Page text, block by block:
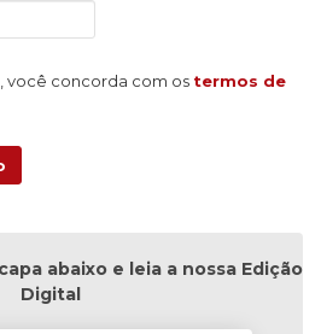
você concorda com os termos de
abaixo e leia a nossa Edição
Digital